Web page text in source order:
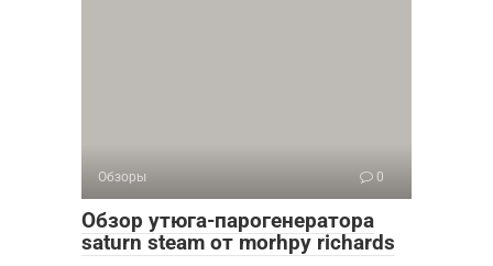
Обзоры 0
Обзор утюга-парогенератора
saturn steam от morhpy richards